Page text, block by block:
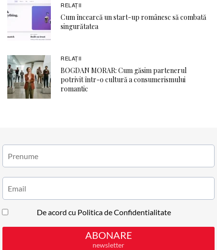
RELAŢII
Cum încearcă un start-up românesc să combată
singurătatea
RELAŢII
BOGDAN MORAR: Cum găsim partenerul
potrivit într-o cultură a consumerismului
romantic